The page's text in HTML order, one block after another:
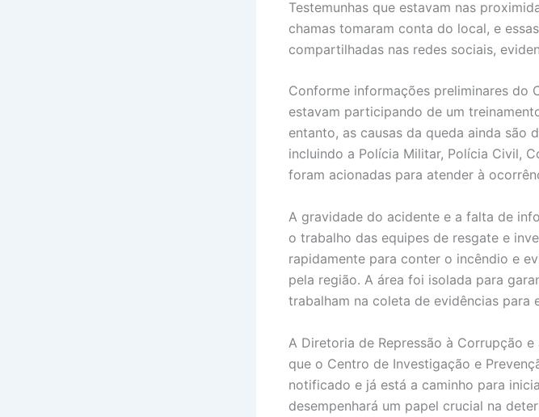
Testemunhas que estavam nas
chamas tomaram conta do local, e
compartilhadas nas redes sociais,
Conforme informações preliminares do
estavam participando de um
entanto, as causas da queda ainda são
incluindo a Polícia Militar, Polícia Civil,
foram acionadas para atender à
A gravidade do acidente e a falta de
o trabalho das equipes de resgate e
rapidamente para conter o incêndio e
pela região. A área foi isolada para
trabalham na coleta de evidências para
A Diretoria de Repressão à Corrupção
que o Centro de Investigação e
notificado e já está a caminho para
desempenhará um papel crucial na